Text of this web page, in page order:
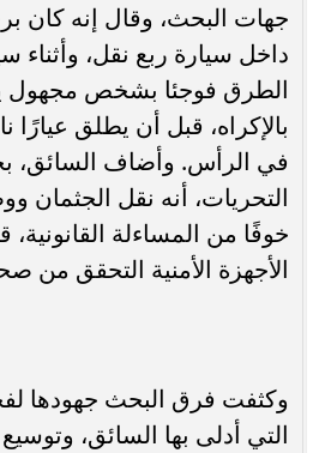
جهات البحث، وقال إنه كان
داخل سيارة ربع نقل، وأثناء
الطرق فوجئا بشخص مجهول
بالإكراه، قبل أن يطلق عيارًا
في الرأس. وأضاف السائق،
التحريات، أنه نقل الجثمان
خوفًا من المساءلة
الأجهزة الأمنية التحقق من
وكثفت فرق البحث جهودها
التي أدلى بها السائق، وتوسيع